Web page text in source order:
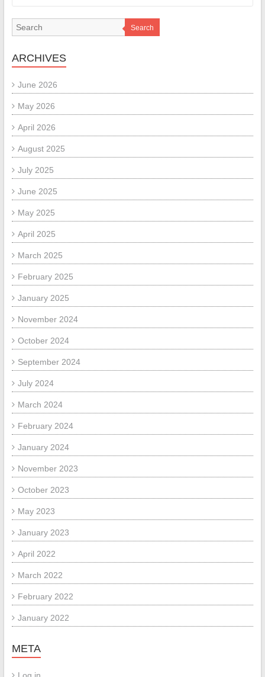
Search
ARCHIVES
June 2026
May 2026
April 2026
August 2025
July 2025
June 2025
May 2025
April 2025
March 2025
February 2025
January 2025
November 2024
October 2024
September 2024
July 2024
March 2024
February 2024
January 2024
November 2023
October 2023
May 2023
January 2023
April 2022
March 2022
February 2022
January 2022
META